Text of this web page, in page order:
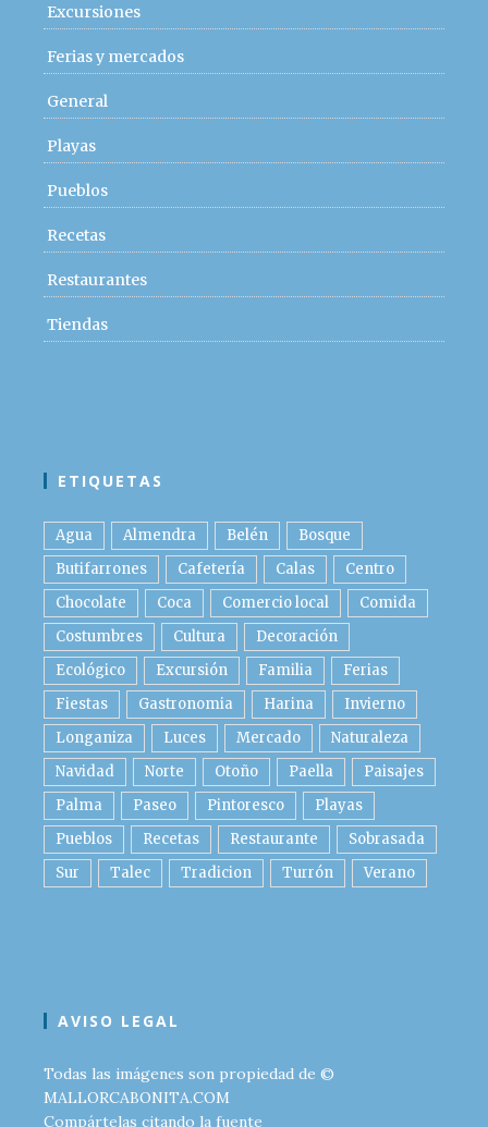
Excursiones
Ferias y mercados
General
Playas
Pueblos
Recetas
Restaurantes
Tiendas
ETIQUETAS
Agua Almendra Belén
Bosque
Butifarrones
Cafetería Calas
Centro
Chocolate
Coca Comercio local
Comida
Costumbres
Cultura
Decoración
Ecológico
Excursión Familia
Ferias
Fiestas
Gastronomia Harina
Invierno
Longaniza
Luces Mercado
Naturaleza
Navidad
Norte Otoño Paella
Paisajes
Palma
Paseo Pintoresco
Playas
Pueblos
Recetas Restaurante
Sobrasada
Sur
Talec Tradicion Turrón Verano
AVISO LEGAL
Todas las imágenes son propiedad de ©
MALLORCABONITA.COM
Compártelas citando la fuente